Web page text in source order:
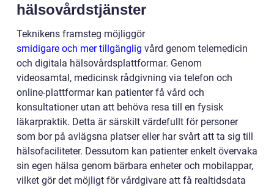
hälsovårdstjänster
Teknikens framsteg möjliggör
smidigare och mer tillgänglig vård genom telemedicin
och digitala hälsovårdsplattformar. Genom
videosamtal, medicinsk rådgivning via telefon och
online-plattformar kan patienter få vård och
konsultationer utan att behöva resa till en fysisk
läkarpraktik. Detta är särskilt värdefullt för personer
som bor på avlägsna platser eller har svårt att ta sig till
hälsofaciliteter. Dessutom kan patienter enkelt övervaka
sin egen hälsa genom bärbara enheter och mobilappar,
vilket gör det möjligt för vårdgivare att få realtidsdata